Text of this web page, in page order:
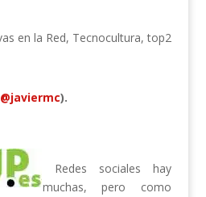
en la Red, Tecnocultura,top2
@javiermc).
Redes sociales hay
muchas, pero como